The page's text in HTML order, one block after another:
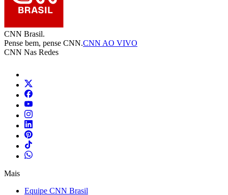
CNN Brasil.
Pense bem, pense CNN.CNN AO VIVO
CNN Nas Redes
Mais
Equipe CNN Brasil